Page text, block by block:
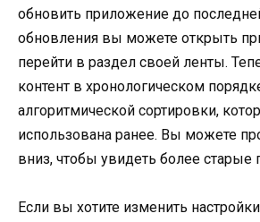
обновить приложение до
обновления вы можете открыть
перейти в раздел своей ленты.
контент в хронологическом
алгоритмической сортировки,
использована ранее. Вы можете
вниз, чтобы увидеть более старые
Если вы хотите изменить